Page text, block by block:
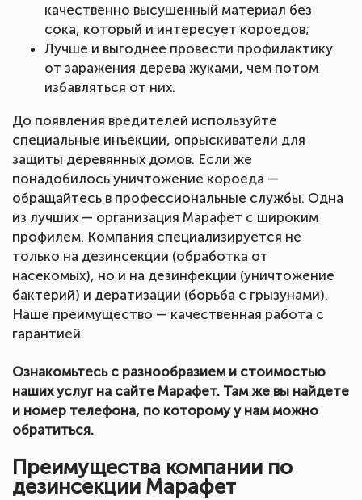
качественно высушенный материал без
сока, который и интересует короедов;
Лучше и выгоднее провести профилактику
от заражения дерева жуками, чем потом
избавляться от них.
До появления вредителей используйте
специальные инъекции, опрыскиватели для
защиты деревянных домов. Если же
понадобилось уничтожение короеда —
обращайтесь в профессиональные службы. Одна
из лучших — организация Марафет с широким
профилем. Компания специализируется не
только на дезинсекции (обработка от
насекомых), но и на дезинфекции (уничтожение
бактерий) и дератизации (борьба с грызунами).
Наше преимущество — качественная работа с
гарантией.
Ознакомьтесь с разнообразием и стоимостью
наших услуг на сайте Марафет. Там же вы найдете
и номер телефона, по которому у нам можно
обратиться.
Преимущества компании по
дезинсекции Марафет